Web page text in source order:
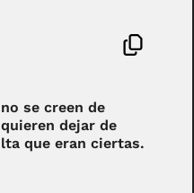
se creen de
dejar de
que eran ciertas.